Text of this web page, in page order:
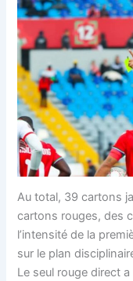
Au total, 39 cartons
cartons rouges, des
l’intensité de la
sur le plan
Le seul rouge direct